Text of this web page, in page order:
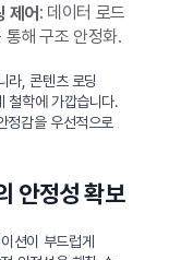
제어 : 데이터 로드
해 구조 안정화.
라, 콘텐츠 로딩
철학에 가깝습니다.
정감을 우선적으로
안정성 확보
션이 부드럽게